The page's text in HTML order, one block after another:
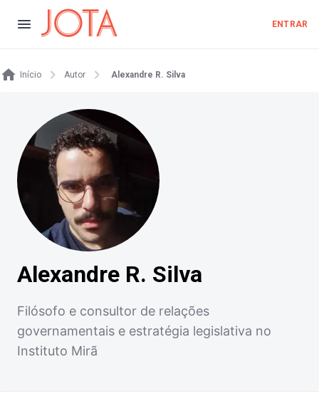
ENTRAR
Início Autor Alexandre R. Silva
Alexandre R. Silva
Filósofo e consultor de relações
governamentais e estratégia legislativa no
Instituto Mirã